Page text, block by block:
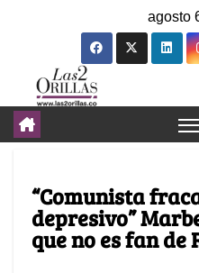
agosto
“Comunista
depresivo”
que no es fan de